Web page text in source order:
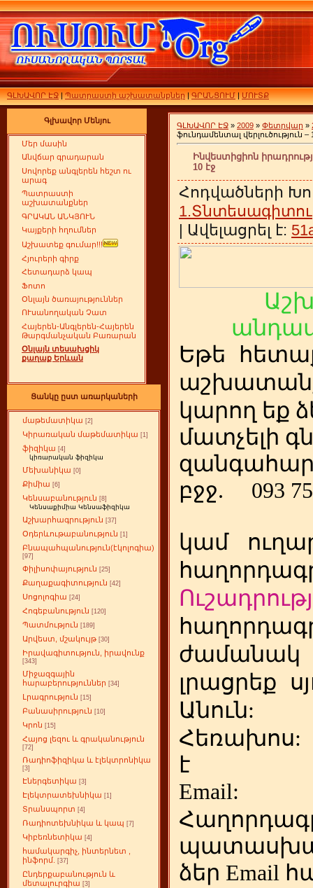
ԳԼԽԱՎՈՐ ԷՋ|Պատրաստի աշխատանքներ|ԳՐԱՆՑՈՒՄ|ՄՈՒՏՔ
Գլխավոր Մենյու
Մեր մասին
Անվճար գրադարան
Սովորեք անգլերեն հեշտ ու
արագ
Պատրաստի
աշխատանքներ
ԳՐԱԿԱՆ ԱՆԿՅՈՒՆ
Կայքերի հղումներ
Աշխատեք գումար!!!
Հյուրերի գիրք
Հետադարձ կապ
Ֆոտո
Օնլայն ծառայություններ
ՈՒսանողական Չատ
Հայերեն-Անգլերեն-Հայերեն
Թարգմանչական Բառարան
Օնլայն տեսախցիկ
քաղաք Երևան
Ցանկը ըստ առարկաների
մաթեմատիկա [2]
Կիրառական մաթեմատիկա [1]
ֆիզիկա [4]
կիռարական ֆիզիկա
Մեխանիկա [0]
Քիմիա [6]
Կենսաբանություն [8]
Կենսաքիմիա Կենսաֆիզիկա
Աշխարհագրություն [37]
Օդերևութաբանություն [1]
Բնապահպանություն(էկոլոգիա)
[97]
Փիլիսոփայություն [25]
Քաղաքագիտություն [42]
Սոցոլոգիա [24]
Հոգեբանություն [120]
Պատմություն [189]
Արվեստ, մշակույթ [30]
Իրավագիտություն, իրավունք
[343]
Միջազգային
հարաբերություններ [34]
Լրագրություն [15]
Բանասիրություն [10]
Կրոն [15]
Հայոց լեզու և գրականություն
[72]
Ռադիոֆիզիկա և էլեկտրոնիկա
[3]
Էներգետիկա [3]
Էլեկտրատեխնիկա [1]
Տրանսպորտ [4]
Ռադիոտեխնիկա և կապ [7]
Կիբեռնետիկա [4]
համակարգիչ, ինտերնետ ,
ինֆորմ.
[37]
Ընդերքաբանություն և
մետալուրգիա [3]
ԳԼԽԱՎՈՐ ԷՋ » 2009 » Փետրվար »
ֆունդամենտալ վերլուծություն –
Ինվեստիցիոն
10 էջ
Հոդվածների
| Ավելացրել է:
Եթե հ
կարող եք
մատչելի
բջջ.
093
կամ
ժամանակ
լրացրեք
Անուն:
Հեռախոս
է
ձեր Email